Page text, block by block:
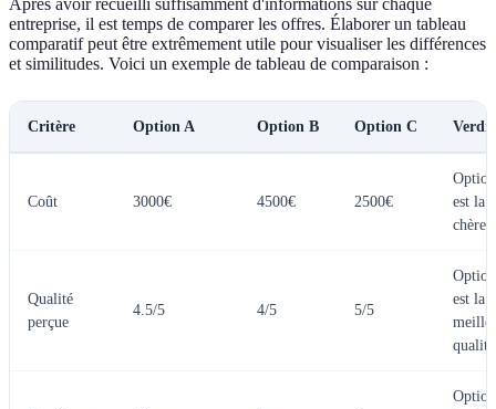
entreprise, il est temps de comparer les offres. Élaborer un tableau
comparatif peut être extrêmement utile pour visualiser les différences
et similitudes. Voici un exemple de tableau de comparaison :
Critère Option A Option B Option C
Coût 3000€ 4500€ 2500€
est la
chère
Qualité
perçue
4.5/5 4/5 5/5
est la
qualité